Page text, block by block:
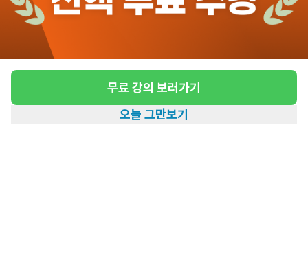
방문 요양보호사 (영등포구청 인근 1등급 할아
급여
시급 10,320원
방문요양
남성 · 1등급
무료 강의 보러가기
오늘 그만보기